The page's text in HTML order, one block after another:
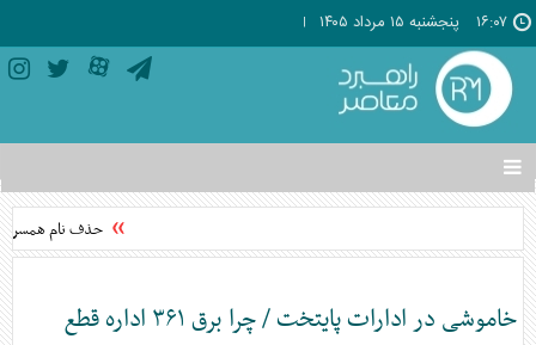
۱۶:۰۷ پنجشنبه ۱۵ مرداد ۱۴۰۵
تغییر
وضعیت
منوی
ها
حذف نام همسر
خاموشی در ادارات پایتخت / چرا برق ۳۶۱ اداره قطع